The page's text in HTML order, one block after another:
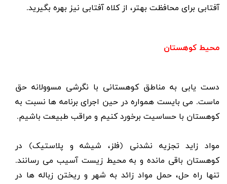
آفتابی برای محافظت بهتر، از کلاه آفتابی نیز بهره بگیرید.
محیط کوهستان
دست یابی به مناطق کوهستانی با نگرشی مسوولانه حق
ماست. می بایست همواره در حین اجرای برنامه ها نسبت به
کوهستان با حساسیت برخورد کنیم و مراقب طبیعت باشیم.
مواد زاید تجزیه نشدنی (فلز، شیشه و پلاستیک) در
کوهستان باقی مانده و به محیط زیست آسیب می رسانند.
تنها راه حل، حمل مواد زائد به شهر و ریختن زباله ها در